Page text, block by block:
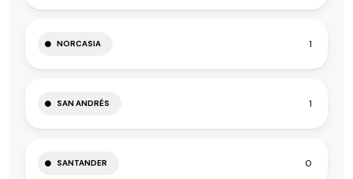
NORCASIA 1
SAN ANDRÉS 1
SANTANDER 0